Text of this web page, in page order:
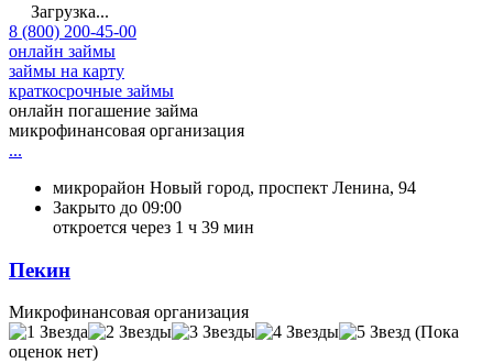
Загрузка...
8 (800) 200-45-00
онлайн займы
займы на карту
краткосрочные займы
онлайн погашение займа
микрофинансовая организация
...
микрорайон Новый город, проспект Ленина, 94
Закрыто до 09:00
откроется через 1 ч 39 мин
Пекин
Микрофинансовая организация
(Пока
оценок нет)